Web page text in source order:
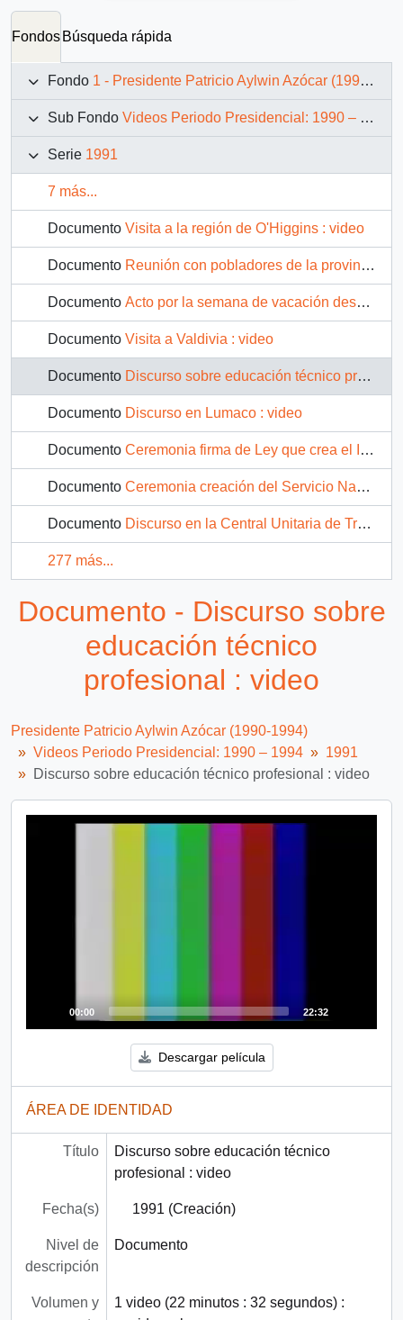
Fondos Búsqueda rápida
Fondo 1 - Presidente Patricio Aylwin Azócar (1990-1994)
Sub Fondo Videos Periodo Presidencial: 1990 – 1994
Serie 1991
7 más...
Documento Visita a la región de O'Higgins : video
Documento Reunión con pobladores de la provincia de Llanquihue: Video
Documento Acto por la semana de vacación desarrollada por la Junta nacional de auxilio escolar y becas: video
Documento Visita a Valdivia : video
Documento Discurso sobre educación técnico profesional : video
Documento Discurso en Lumaco : video
Documento Ceremonia firma de Ley que crea el Instituto Nacional de la Juventud : video
Documento Ceremonia creación del Servicio Nacional de la Mujer : video
Documento Discurso en la Central Unitaria de Trabajadores : video
277 más...
Documento - Discurso sobre
educación técnico
profesional : video
Presidente Patricio Aylwin Azócar (1990-1994)
Videos Periodo Presidencial: 1990 – 1994
1991
Discurso sobre educación técnico profesional : video
Video
00:00 22:32
Descargar película
ÁREA DE IDENTIDAD
Título
Discurso sobre educación técnico
profesional : video
Fecha(s) 1991 (Creación)
Nivel de
descripción
Documento
Volumen y
1 video (22 minutos : 32 segundos) :